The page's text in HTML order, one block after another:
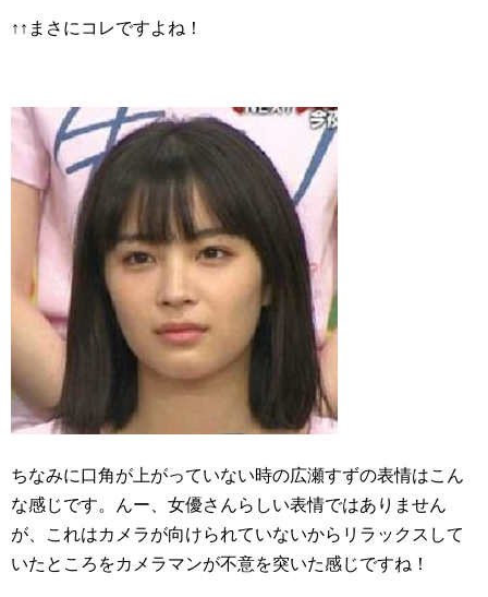
↑↑まさにコレですよね！
ちなみに口角が上がっていない時の広瀬すずの表情はこん
な感じです。んー、女優さんらしい表情ではありません
が、これはカメラが向けられていないからリラックスして
いたところをカメラマンが不意を突いた感じですね！